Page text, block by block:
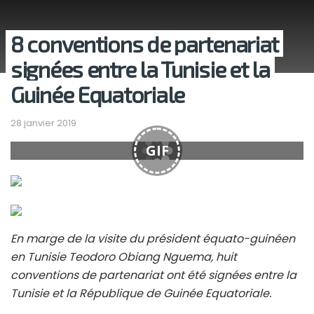
8 conventions de partenariat
signées entre la Tunisie et la
Guinée Equatoriale
28 janvier 2019
GIF
En marge de la visite du président équato-guinéen
en Tunisie Teodoro Obiang Nguema, huit
conventions de partenariat ont été signées entre la
Tunisie et la République de Guinée Equatoriale.